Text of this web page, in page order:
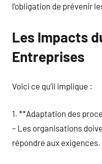
l’obligation de prévenir
Les Impacts
Entreprises
Voici ce qu’il implique :
1. **Adaptation des
– Les organisations
répondre aux exigences.